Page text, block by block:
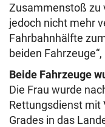
Zusammenstoß zu
jedoch nicht mehr
Fahrbahnhälfte
beiden
Beide Fahrzeuge
Die Frau wurde
Rettungsdienst mit
Grades in das